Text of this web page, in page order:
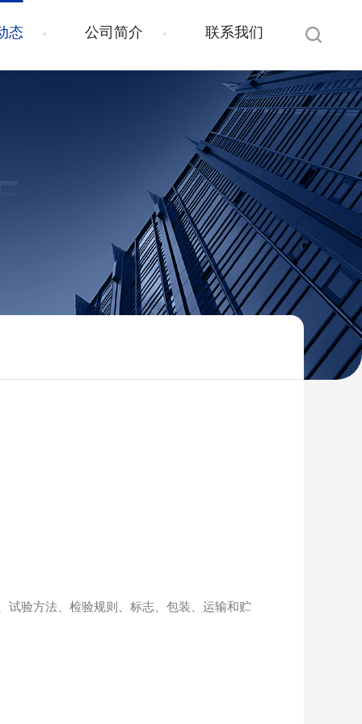
态 公司简介 联系我们
试验方法、检验规则、标志、包装、运输和贮